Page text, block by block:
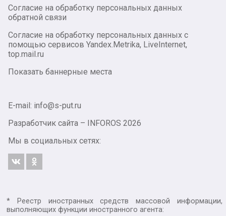
Согласие на обработку персональных данных
обратной связи
Согласие на обработку персональных данных с
помощью сервисов Yandex.Metrika, LiveInternet,
top.mail.ru
Показать баннерные места
E-mail: info@s-put.ru
Разработчик сайта –
INFOROS 2026
Мы в социальных сетях:
* Реестр иностранных средств массовой информации,
выполняющих функции иностранного агента: